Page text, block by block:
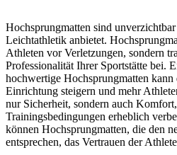
Hochsprungmatten sind
Leichtathletik anbietet.
Athleten vor Verletzungen, sondern
Professionalität Ihrer Sportstätte bei.
hochwertige Hochsprungmatten kann
Einrichtung steigern und mehr
nur Sicherheit, sondern auch
Trainingsbedingungen erheblich
können Hochsprungmatten, die den
entsprechen, das Vertrauen der